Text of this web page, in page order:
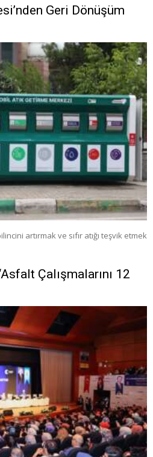
Geri Dönüşüm
artırmak ve sıfır atığı teşvik etmek
Çalışmalarını 12